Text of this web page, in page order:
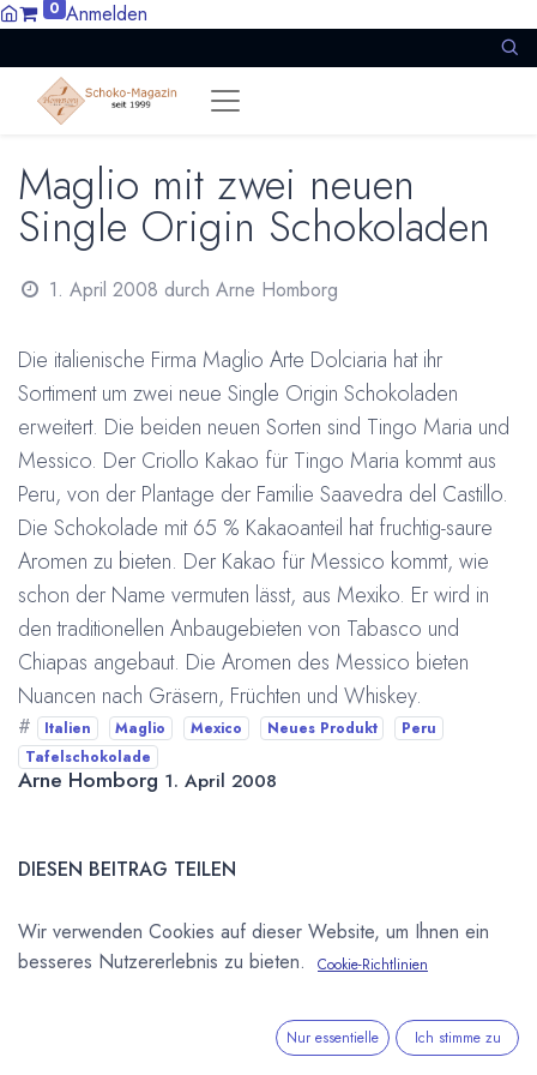
0 Anmelden
Maglio mit zwei neuen
Single Origin Schokoladen
1. April 2008 durch Arne Homborg
Die italienische Firma Maglio Arte Dolciaria hat ihr
Sortiment um zwei neue Single Origin Schokoladen
erweitert. Die beiden neuen Sorten sind Tingo Maria und
Messico. Der Criollo Kakao für Tingo Maria kommt aus
Peru, von der Plantage der Familie Saavedra del Castillo.
Die Schokolade mit 65 % Kakaoanteil hat fruchtig-saure
Aromen zu bieten. Der Kakao für Messico kommt, wie
schon der Name vermuten lässt, aus Mexiko. Er wird in
den traditionellen Anbaugebieten von Tabasco und
Chiapas angebaut. Die Aromen des Messico bieten
Nuancen nach Gräsern, Früchten und Whiskey.
# Italien Maglio Mexico Neues Produkt
Peru
Tafelschokolade
Arne Homborg 1. April 2008
DIESEN BEITRAG TEILEN
Wir verwenden Cookies auf dieser Website, um Ihnen ein
besseres Nutzererlebnis zu bieten.
Cookie-Richtlinien
Nur essentielle Ich stimme zu